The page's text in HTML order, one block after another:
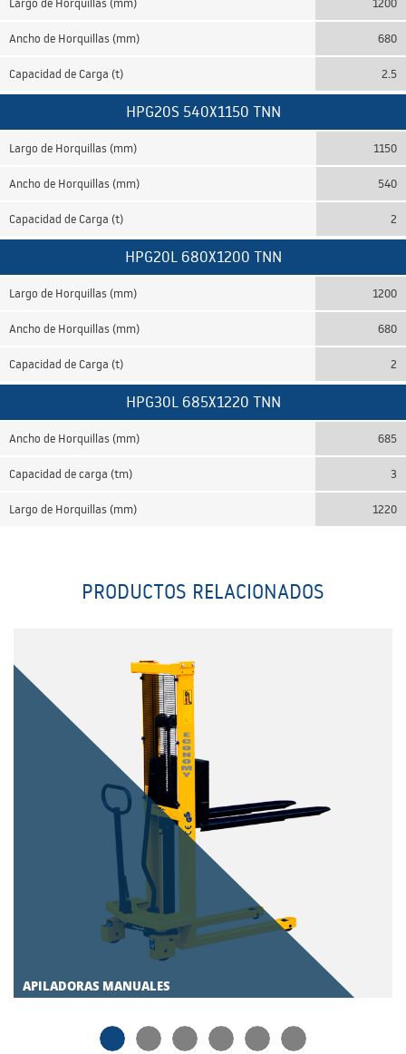
Ancho de Horquillas (mm) 680
Capacidad de Carga (t) 2.5
HPG20S 540X1150 TNN
Largo de Horquillas (mm) 1150
Ancho de Horquillas (mm) 540
Capacidad de Carga (t) 2
HPG20L 680X1200 TNN
Largo de Horquillas (mm) 1200
Ancho de Horquillas (mm) 680
Capacidad de Carga (t) 2
HPG30L 685X1220 TNN
Ancho de Horquillas (mm) 685
Capacidad de carga (tm) 3
Largo de Horquillas (mm) 1220
PRODUCTOS RELACIONADOS
APILADORAS MANUALES